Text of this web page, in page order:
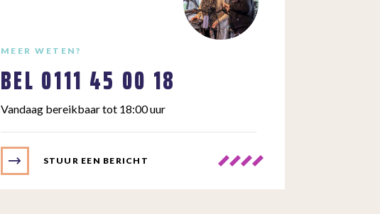
MEER WETEN?
BEL 0111 45 00 18
Vandaag bereikbaar tot 18:00 uur
STUUR EEN BERICHT